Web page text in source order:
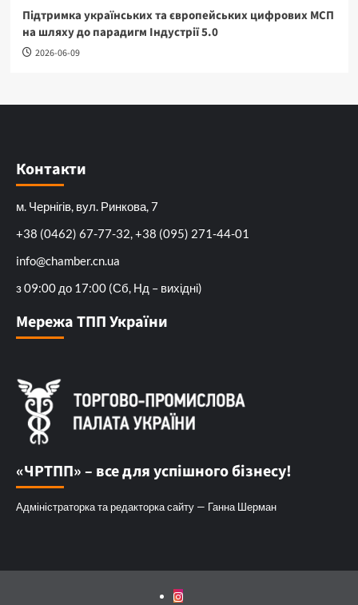
Підтримка українських та європейських цифрових МСП
на шляху до парадигм Індустрії 5.0
2026-06-09
Контакти
м. Чернігів, вул. Ринкова, 7
+38 (0462) 67-77-32, +38 (095) 271-44-01
info@chamber.cn.ua
з 09:00 до 17:00 (Сб, Нд – вихідні)
Мережа ТПП України
«ЧРТПП» – все для успішного бізнесу!
Адміністраторка та редакторка сайту — Ганна Шерман
Instagram